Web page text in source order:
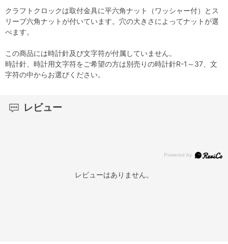
クラフトクロックは取付金具に平六角ナット（ワッシャー付）とス
リーブ六角ナットが付いています。穴の大きさによってナットが選
べます。
この商品には時計針及び文字符が付属していません。
時計針、時計用文字符をご希望の方は別売りの時計針R-1～37、文
字符の中からお選びください。
レビュー
レビューはありません。